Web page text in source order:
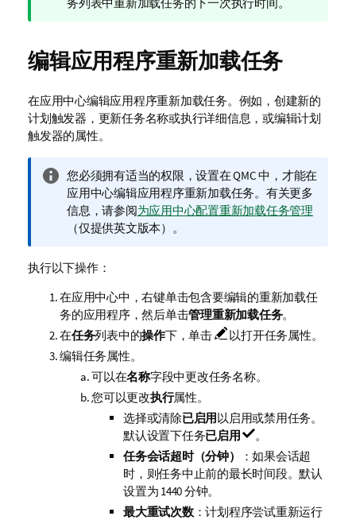
编辑应用程序重新加载任务
在应用中心编辑应用程序重新加载任务。例如，创建新的
计划触发器，更新任务名称或执行详细信息，或编辑计划
触发器的属性。
信
息
注
释
您必须拥有适当的权限，设置在QMC中，才能在
应用中心编辑应用程序重新加载任务。有关更多
信息，请参阅为应用中心配置重新加载任务管理
（仅提供英文版本） 。
执行以下操作：
在应用中心中，右键单击包含要编辑的重新加载任
务的应用程序，然后单击管理重新加载任务。
在任务列表中的操作下，单击
以打开任务属性。
编辑任务属性。
可以在名称字段中更改任务名称。
您可以更改执行属性。
选择或清除已启用以启用或禁用任务。
默认设置下任务已启用
。
任务会话超时（分钟）
：如果会话超
时，则任务中止前的最长时间段。默认
设置为 1440 分钟。
最大重试次数：计划程序尝试重新运行